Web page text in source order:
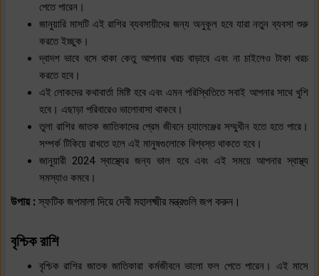
পেতে পারেন।
জানুয়ারি মাসটি এই রাশির ব্যবসায়ীদের জন্য অনুকূল হবে যারা নতুন ব্যবসা শুরু
করতে ইচ্ছুক।
দ্বাদশ ভাবে বসে থাকা কেতু আপনার খরচ বাড়াবে এবং না চাইলেও টাকা খরচ
করতে হবে।
এই লোকদের কথাবার্তা মিষ্টি হবে এবং এমন পরিস্থিতিতে সবাই আপনার সাথে খুশি
হবে। এছাড়া পরিবারেও ভালোবাসা থাকবে।
তুলা রাশির জাতক জাতিকাদের প্রেম জীবনে চ্যালেঞ্জের সম্মুখীন হতে হতে পারে।
সম্পর্ক টিকিয়ে রাখতে হলে এই মানুষগুলোকে বিশ্বস্ত থাকতে হবে।
জানুয়ারী 2024 স্বাস্থ্যের জন্য ভাল হবে এবং এই সময়ে আপনার স্বাস্থ্য
সমস্যাও কমবে।
উপায় : স্ফটিক জপমালা দিয়ে দেবী মহালক্ষ্মীর মন্ত্রগুলি জপ করুন।
বৃশ্চিক রাশি
বৃশ্চিক রাশির জাতক জাতিকারা কর্মজীবনে ভালো ফল পেতে পারেন। এই মাসে